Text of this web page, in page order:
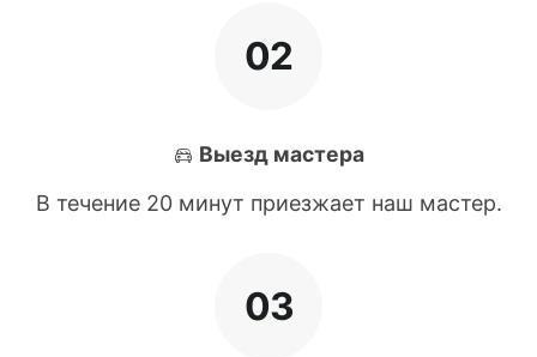
02
Выезд мастера
В течение 20 минут приезжает наш мастер.
03